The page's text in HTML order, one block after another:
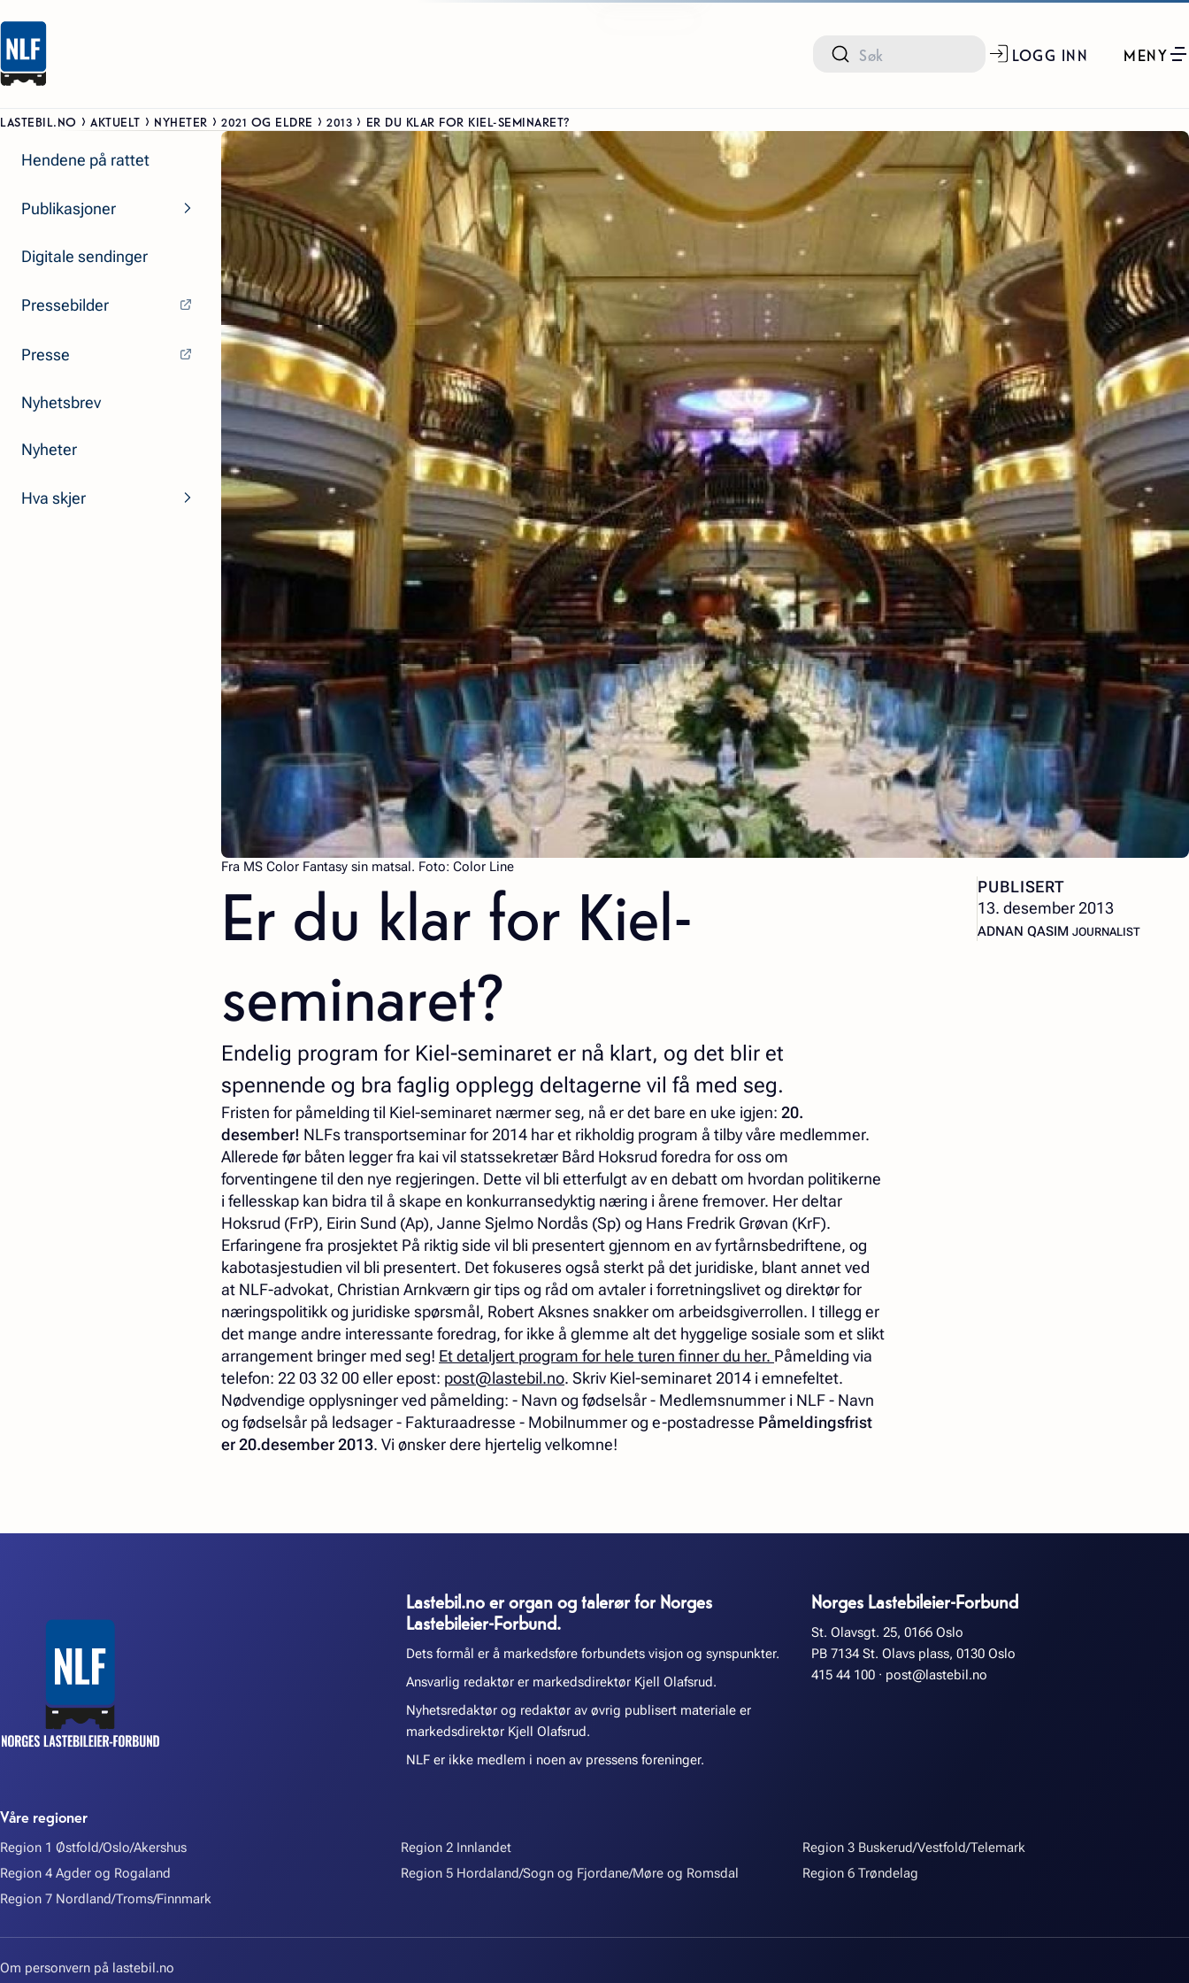
LOGG INN MENY
LASTEBIL.NO AKTUELT NYHETER 2021 OG ELDRE 2013 ER DU KLAR FOR KIEL-SEMINARET?
Hendene på rattet
Publikasjoner
Digitale sendinger
Pressebilder
Presse
Nyhetsbrev
Nyheter
Hva skjer
Fra MS Color Fantasy sin matsal. Foto: Color Line
Er du klar for Kiel-
seminaret?
Endelig program for Kiel-seminaret er nå klart, og det blir et
spennende og bra faglig opplegg deltagerne vil få med seg.
Fristen for påmelding til Kiel-seminaret nærmer seg, nå er det bare en uke igjen: 20.
desember! NLFs transportseminar for 2014 har et rikholdig program å tilby våre medlemmer.
Allerede før båten legger fra kai vil statssekretær Bård Hoksrud foredra for oss om
forventingene til den nye regjeringen. Dette vil bli etterfulgt av en debatt om hvordan politikerne
i fellesskap kan bidra til å skape en konkurransedyktig næring i årene fremover. Her deltar
Hoksrud (FrP), Eirin Sund (Ap), Janne Sjelmo Nordås (Sp) og Hans Fredrik Grøvan (KrF).
Erfaringene fra prosjektet På riktig side vil bli presentert gjennom en av fyrtårnsbedriftene, og
kabotasjestudien vil bli presentert. Det fokuseres også sterkt på det juridiske, blant annet ved
at NLF-advokat, Christian Arnkværn gir tips og råd om avtaler i forretningslivet og direktør for
næringspolitikk og juridiske spørsmål, Robert Aksnes snakker om arbeidsgiverrollen. I tillegg er
det mange andre interessante foredrag, for ikke å glemme alt det hyggelige sosiale som et slikt
arrangement bringer med seg! Et detaljert program for hele turen finner du her. Påmelding via
telefon: 22 03 32 00 eller epost: post@lastebil.no. Skriv Kiel-seminaret 2014 i emnefeltet.
Nødvendige opplysninger ved påmelding: - Navn og fødselsår - Medlemsnummer i NLF - Navn
og fødselsår på ledsager - Fakturaadresse - Mobilnummer og e-postadresse Påmeldingsfrist
er 20.desember 2013. Vi ønsker dere hjertelig velkomne!
PUBLISERT
13. desember 2013
ADNAN QASIM – JOURNALIST
JOURNALIST
Lastebil.no er organ og talerør for Norges
Lastebileier-Forbund.
Dets formål er å markedsføre forbundets visjon og synspunkter.
Ansvarlig redaktør er markedsdirektør Kjell Olafsrud.
Nyhetsredaktør og redaktør av øvrig publisert materiale er
markedsdirektør Kjell Olafsrud.
NLF er ikke medlem i noen av pressens foreninger.
Norges Lastebileier-Forbund
St. Olavsgt. 25, 0166 Oslo
PB 7134 St. Olavs plass, 0130 Oslo
415 44 100 · post@lastebil.no
Våre regioner
Region 1 Østfold/Oslo/Akershus Region 2 Innlandet
Region 3 Buskerud/Vestfold/Telemark
Region 4 Agder og Rogaland
Region 5 Hordaland/Sogn og Fjordane/Møre og Romsdal
Region 6 Trøndelag
Region 7 Nordland/Troms/Finnmark
Om personvern på lastebil.no